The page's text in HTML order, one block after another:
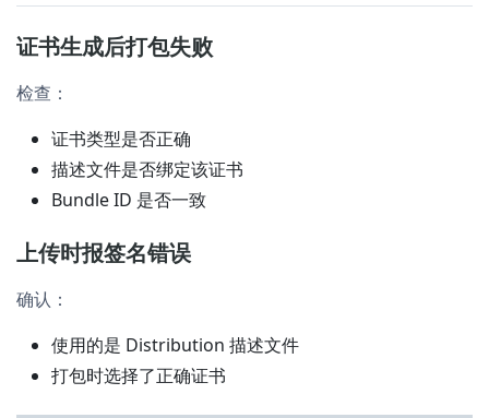
证书生成后打包失败
检查：
证书类型是否正确
描述文件是否绑定该证书
Bundle ID 是否一致
上传时报签名错误
确认：
使用的是 Distribution 描述文件
打包时选择了正确证书